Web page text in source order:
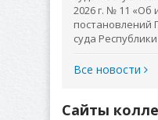
2026 г. № 11 «Об
постановлений
суда
Все новости
Сайты